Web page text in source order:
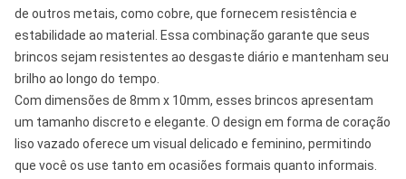
de outros metais, como cobre, que fornecem resistência e
estabilidade ao material. Essa combinação garante que seus
brincos sejam resistentes ao desgaste diário e mantenham seu
brilho ao longo do tempo.
Com dimensões de 8mm x 10mm, esses brincos apresentam
um tamanho discreto e elegante. O design em forma de coração
liso vazado oferece um visual delicado e feminino, permitindo
que você os use tanto em ocasiões formais quanto informais.